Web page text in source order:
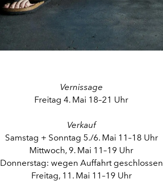
Vernissage
Freitag 4. Mai 18–21 Uhr
Verkauf
Samstag + Sonntag 5./6. Mai 11–18 Uhr
Mittwoch, 9. Mai 11–19 Uhr
Donnerstag: wegen Auffahrt geschlossen
Freitag, 11. Mai 11–19 Uhr